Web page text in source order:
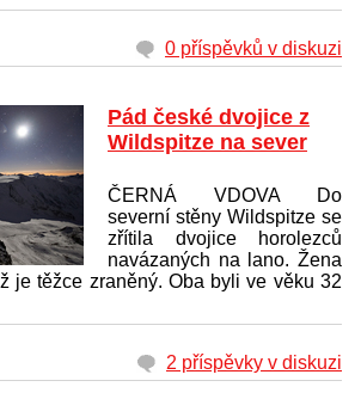
0 příspěvků v diskuzi
Pád české dvojice z
Wildspitze na sever
ČERNÁ VDOVA Do
severní stěny Wildspitze se
zřítila dvojice horolezců
navázaných na lano. Žena
je těžce zraněný. Oba byli ve věku 32
2 příspěvky v diskuzi